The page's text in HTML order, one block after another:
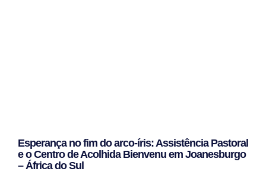
Esperança no fim do arco-íris: Assistência Pastoral
e o Centro de Acolhida Bienvenu em Joanesburgo
– África do Sul